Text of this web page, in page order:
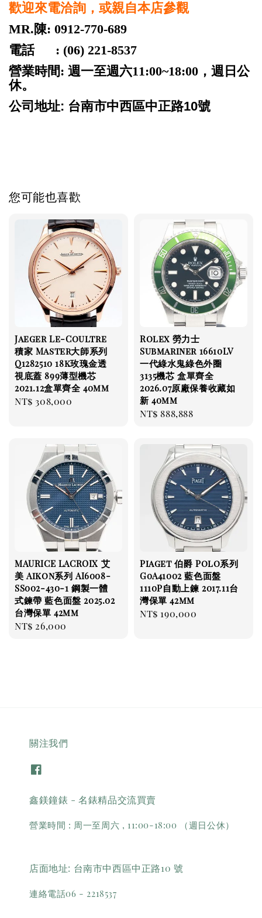
歡迎來電洽詢，或親自本店參觀
MR.陳: 0912-770-689
電話 : (06) 221-8537
營業時間: 週一至週六11:00~18:00，週日公
休。
公司地址: 台南市中西區中正路10號
您可能也喜歡
Jaeger Le-Coultre
積家 Master大師系列
Q1282510 18k玫瑰金透
視底蓋 899薄型機芯
2021.12盒單齊全 40mm
Regular
NT$ 308,000
Rolex 勞力士
Submariner 16610LV
一代綠水鬼綠色外圈
3135機芯 盒單齊全
2026.07原廠保養收藏如
新 40mm
Regular
NT$ 888,888
MAURICE LACROIX 艾
美 Aikon系列 AI6008-
SS002-430-1 鋼製一體
式鍊帶 藍色面盤 2025.02
台灣保單 42mm
Regular
NT$ 26,000
Piaget 伯爵 Polo系列
G0A41002 藍色面盤
1110P自動上鍊 2017.11台
灣保單 42mm
Regular
NT$ 190,000
關注我們
鑫鎂鐘錶 - 名錶精品交流買賣
營業時間 : 周一至周六 , 11:00-18:00 （週日公休）
店面地址: 台南市中西區中正路10 號
連絡電話06 - 2218537